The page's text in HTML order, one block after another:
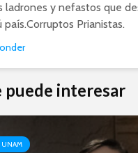
ladrones y nefastos que
Prianistas.
puede interesar
UNAM